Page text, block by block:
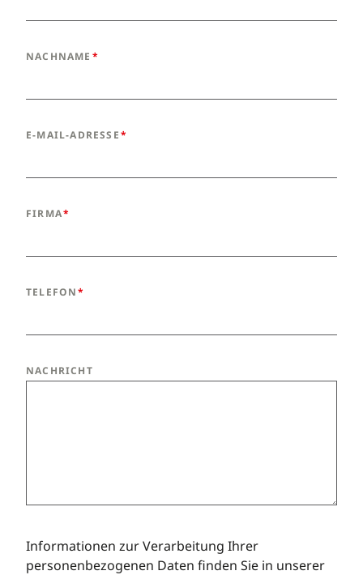
NACHNAME
E-MAIL-ADRESSE
FIRMA
TELEFON
NACHRICHT
Informationen zur Verarbeitung Ihrer
personenbezogenen Daten finden Sie in unserer